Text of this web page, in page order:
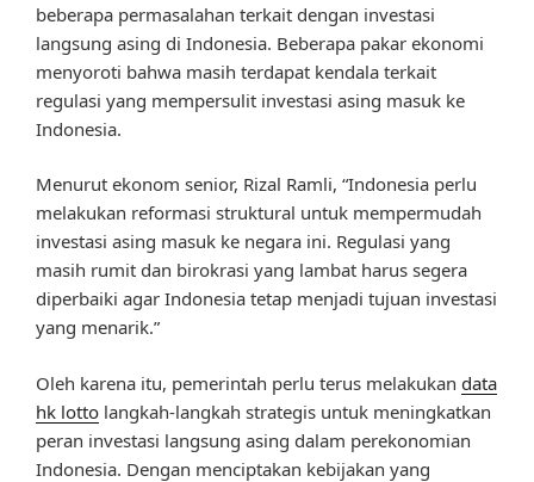
beberapa permasalahan terkait dengan investasi
langsung asing di Indonesia. Beberapa pakar ekonomi
menyoroti bahwa masih terdapat kendala terkait
regulasi yang mempersulit investasi asing masuk ke
Indonesia.
Menurut ekonom senior, Rizal Ramli, “Indonesia perlu
melakukan reformasi struktural untuk mempermudah
investasi asing masuk ke negara ini. Regulasi yang
masih rumit dan birokrasi yang lambat harus segera
diperbaiki agar Indonesia tetap menjadi tujuan investasi
yang menarik.”
Oleh karena itu, pemerintah perlu terus melakukan data
hk lotto langkah-langkah strategis untuk meningkatkan
peran investasi langsung asing dalam perekonomian
Indonesia. Dengan menciptakan kebijakan yang